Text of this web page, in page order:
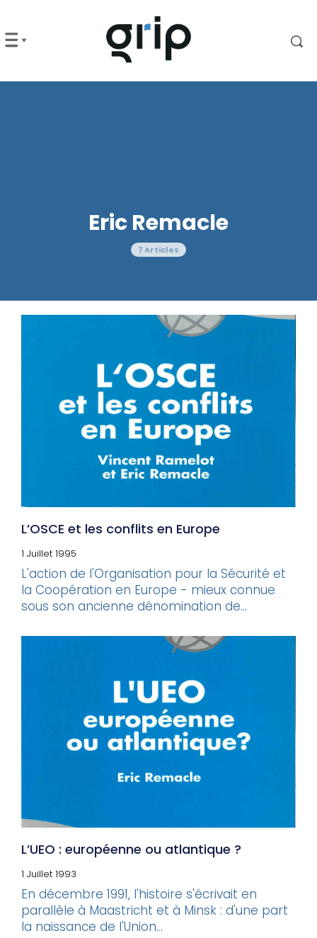
Eric Remacle
7 Articles
L’OSCE et les conflits en Europe
1 Juillet 1995
L'action de l'Organisation pour la Sécurité et
la Coopération en Europe - mieux connue
sous son ancienne dénomination de...
L’UEO : européenne ou atlantique ?
1 Juillet 1993
En décembre 1991, l'histoire s'écrivait en
parallèle à Maastricht et à Minsk : d'une part
la naissance de l'Union...